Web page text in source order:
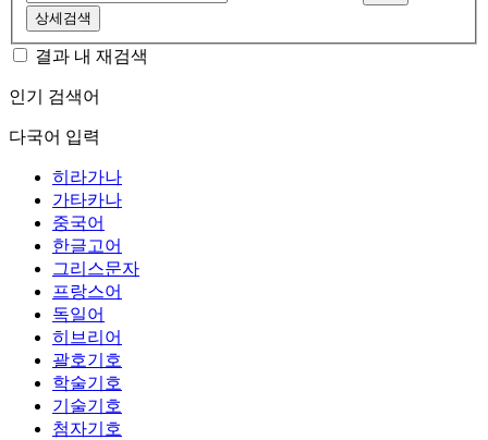
상세검색
결과 내 재검색
인기 검색어
다국어 입력
히라가나
가타카나
중국어
한글고어
그리스문자
프랑스어
독일어
히브리어
괄호기호
학술기호
기술기호
첨자기호